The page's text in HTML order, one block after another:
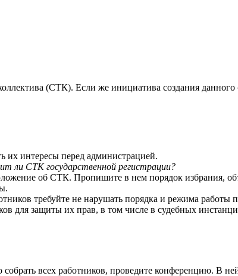
(СТК). Если же инициатива создания данного
их интересы перед администрацией.
ли СТК государственной регистрации?
об СТК. Пропишите в нем порядок избрания,
требуйте не нарушать порядка и режима работы
для защиты их прав, в том числе в судебных
всех работников, проведите конференцию. В